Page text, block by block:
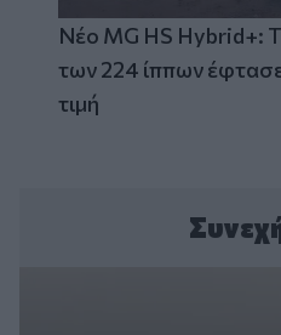
Νέο MG HS Hybrid+:
των 224 ίππων
τιμή